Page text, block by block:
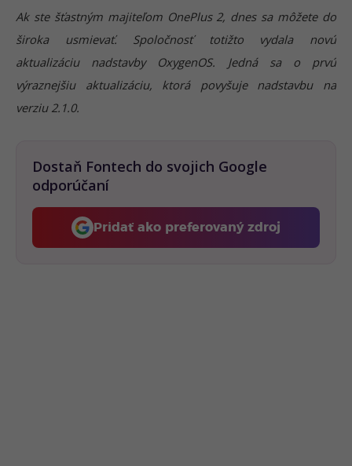
Ak ste šťastným majiteľom OnePlus 2, dnes sa môžete do
široka usmievať. Spoločnosť totižto vydala novú
aktualizáciu nadstavby OxygenOS. Jedná sa o prvú
výraznejšiu aktualizáciu, ktorá povyšuje nadstavbu na
verziu 2.1.0.
Dostaň Fontech do svojich Google
odporúčaní
Pridať ako preferovaný zdroj
Fontech, odkaz sa otvorí v